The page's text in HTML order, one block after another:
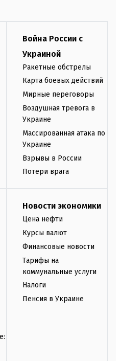
Война России с
Украиной
Ракетные обстрелы
Карта боевых действий
Мирные переговоры
Воздушная тревога в
Украине
Массированная атака по
Украине
Взрывы в России
Потери врага
Новости экономики
Цена нефти
Курсы валют
Финансовые новости
Тарифы на
коммунальные услуги
Налоги
Пенсия в Украине